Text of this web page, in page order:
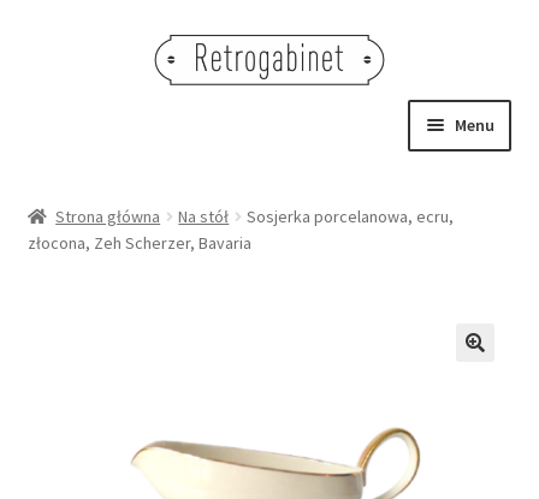
Menu
OBRAZY
Strona główna Na stół
Sosjerka porcelanowa, ecru,
złocona, Zeh Scherzer, Bavaria